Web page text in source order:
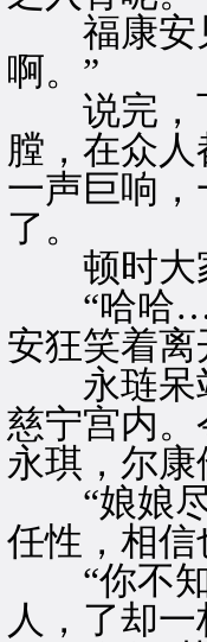
福康安见
啊。”
说完，飞
膛，在众
一声巨响
了。
顿时大家
“哈哈……
安狂笑着离
永琏呆站
慈宁宫内
永琪，尔
“娘娘尽
任性，相
“你不知
人，了却